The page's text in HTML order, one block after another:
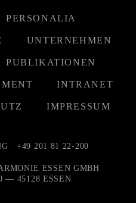
PERSONALIA
UNTERNEHMEN
PUBLIKATIONEN
INTRANET
IMPRESSUM
+49 201 81 22-200
ESSEN GMBH
— 45128 ESSEN